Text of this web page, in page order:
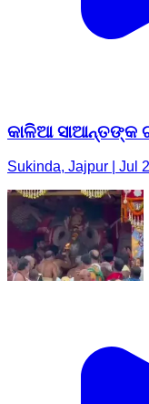
କାଳିଆ ସାଆନ୍ତଙ୍କ
Sukinda, Jajpur | Jul